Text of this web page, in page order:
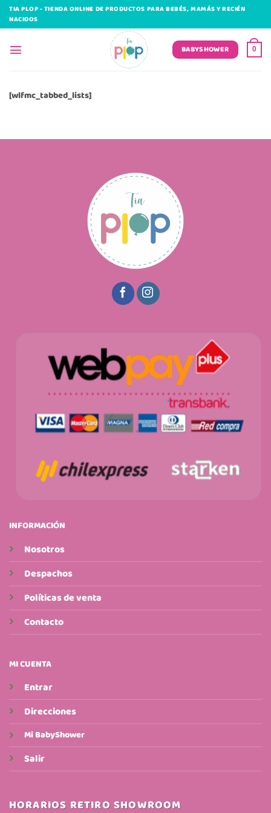
Saltar
TIA PLOP - TIENDA ONLINE DE PRODUCTOS PARA BEBÉS, MAMÁS Y RECIÉN
NACIDOS
BABYSHOWER 0
[wlfmc_tabbed_lists]
INFORMACIÓN
Nosotros
Despachos
Políticas de venta
Contacto
MI CUENTA
Entrar
Direcciones
Mi BabyShower
Salir
HORARIOS RETIRO SHOWROOM